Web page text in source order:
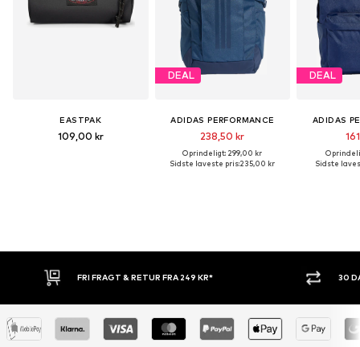
EASTPAK
109,00 kr
DEAL
ADIDAS PERFORMANCE
238,50 kr
Oprindeligt: 299,00 kr
Sidste laveste pris:235,00 kr
DEAL
ADIDAS
Sidste
30 DAGES RETURRET KØB